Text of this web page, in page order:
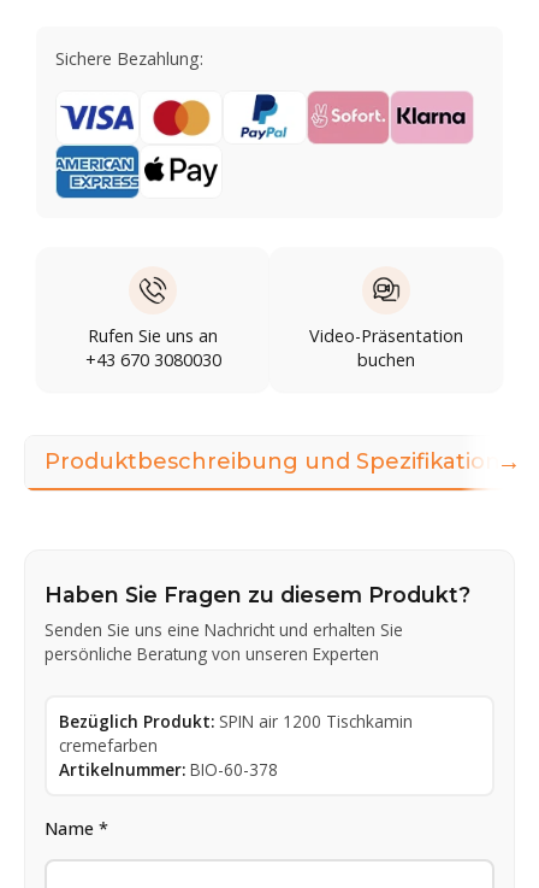
Sichere Bezahlung:
Rufen Sie uns an
+43 670 3080030
Video-Präsentation
buchen
Produktbeschreibung und Spezifikationen
Haben Sie Fragen zu diesem Produkt?
Senden Sie uns eine Nachricht und erhalten Sie
persönliche Beratung von unseren Experten
Bezüglich Produkt: SPIN air 1200 Tischkamin
cremefarben
Artikelnummer: BIO-60-378
Name *
→